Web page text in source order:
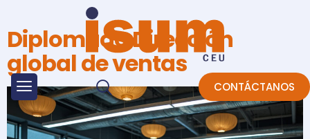
CONTÁCTANOS
Diplomado Dirección
global de ventas